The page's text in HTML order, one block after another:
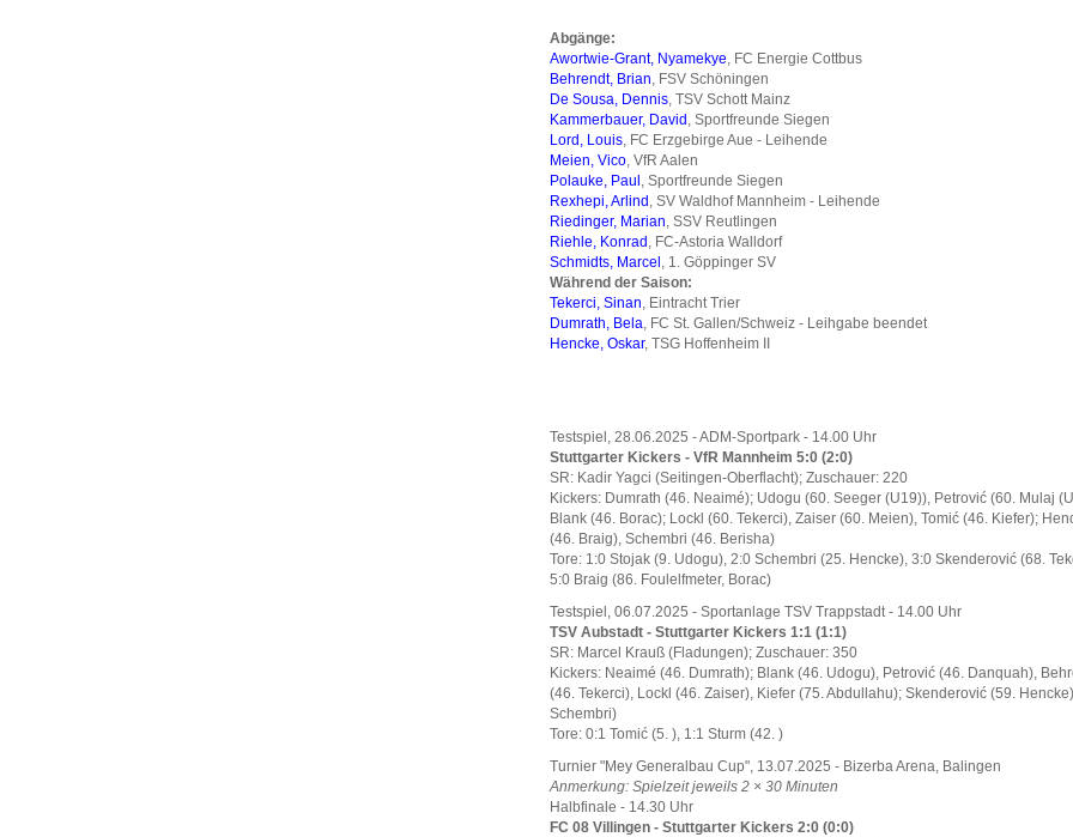
Abgänge:
Awortwie-Grant, Nyamekye, FC Energie Cottbus
Behrendt, Brian, FSV Schöningen
De Sousa, Dennis, TSV Schott Mainz
Kammerbauer, David , Sportfreunde Siegen
Lord, Louis, FC Erzgebirge Aue - Leihende
Meien, Vico, VfR Aalen
Polauke, Paul , Sportfreunde Siegen
Rexhepi, Arlind , SV Waldhof Mannheim - Leihende
Riedinger, Marian, SSV Reutlingen
Riehle, Konrad , FC-Astoria Walldorf
Schmidts, Marcel , 1. Göppinger SV
Während der Saison:
Tekerci, Sinan, Eintracht Trier
Dumrath, Bela, FC St. Gallen/Schweiz - Leihgabe beendet
Hencke, Oskar, TSG Hoffenheim II
Testspiel, 28.06.2025 - ADM-Sportpark - 14.00 Uhr
Stuttgarter Kickers - VfR Mannheim 5:0 (2:0)
SR: Kadir Yagci (Seitingen-Oberflacht); Zuschauer: 220
Kickers: Dumrath (46. Neaimé); Udogu (60. Seeger (U19)), Petrović (60. Mulaj
Blank (46. Borac); Lockl (60. Tekerci), Zaiser (60. Meien), Tomić (46. Kiefer);
(46. Braig), Schembri (46. Berisha)
Tore: 1:0 Stojak (9. Udogu), 2:0 Schembri (25. Hencke), 3:0 Skenderović (68.
5:0 Braig (86. Foulelfmeter, Borac)
Testspiel, 06.07.2025 - Sportanlage TSV Trappstadt - 14.00 Uhr
TSV Aubstadt - Stuttgarter Kickers 1:1 (1:1)
SR: Marcel Krauß (Fladungen); Zuschauer: 350
Kickers: Neaimé (46. Dumrath); Blank (46. Udogu), Petrović (46. Danquah),
(46. Tekerci), Lockl (46. Zaiser), Kiefer (75. Abdullahu); Skenderović (59.
Schembri)
Tore: 0:1 Tomić (5. ), 1:1 Sturm (42. )
Turnier "Mey Generalbau Cup", 13.07.2025 - Bizerba Arena, Balingen
Anmerkung: Spielzeit jeweils 2 × 30 Minuten
Halbfinale - 14.30 Uhr
FC 08 Villingen - Stuttgarter Kickers 2:0 (0:0)